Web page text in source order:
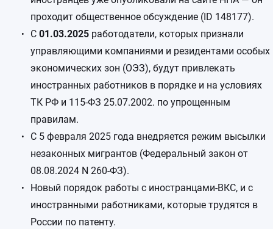
проходит общественное обсуждение (ID 148177).
С 01.03.2025 работодатели, которых признали
управляющими компаниями и резидентами особых
экономических зон (ОЭЗ), будут привлекать
иностранных работников в порядке и на условиях
ТК РФ и 115-ФЗ 25.07.2002. по упрощенным
правилам.
С 5 февраля 2025 года внедряется режим высылки
незаконных мигрантов (Федеральный закон от
08.08.2024 N 260-ФЗ).
Новый порядок работы с иностранцами-ВКС, и с
иностранными работниками, которые трудятся в
России по патенту.